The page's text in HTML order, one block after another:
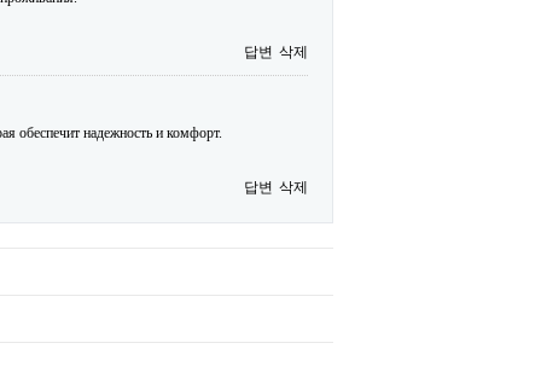
답변 삭제
обеспечит надежность и комфорт.
답변 삭제